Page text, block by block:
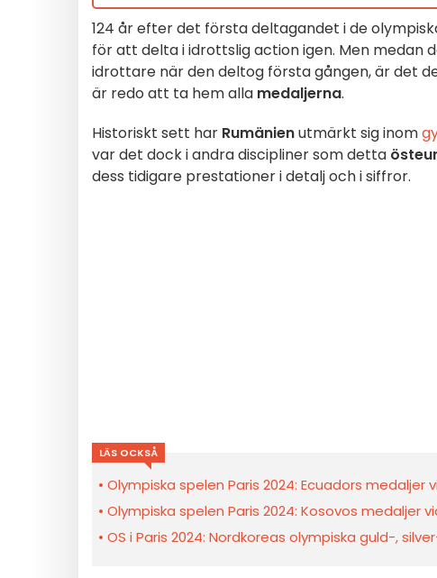
124 år efter det första deltagandet i de
för att delta i idrottslig action igen. Men medan
idrottare när den deltog första gången, är det
är redo att ta hem alla medaljerna.
Historiskt sett har Rumänienutmärkt sig inom
var det dock i andra discipliner som detta
dess tidigare prestationer i detalj och i siffror.
LÄS OCKSÅ
Olympiska spelen Paris 2024: Ecuadors
Olympiska spelen Paris 2024: Kosovos medaljer
OS i Paris 2024: Nordkoreas olympiska guld-,